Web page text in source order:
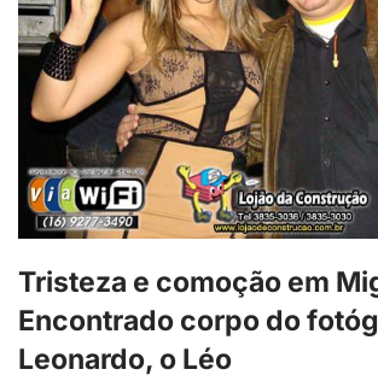
Tristeza e comoção em
Encontrado corpo do
Leonardo, o Léo